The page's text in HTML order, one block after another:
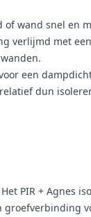
wand snel en
verlijmd met
een
dun
PIR +